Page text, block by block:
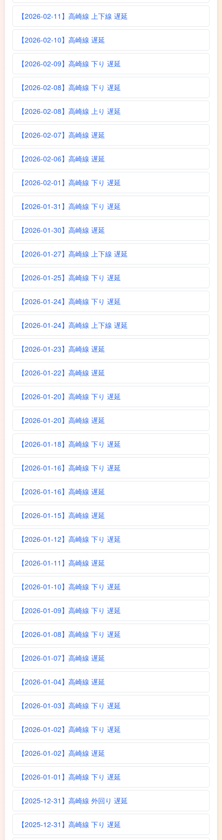
【2026-02-11】高崎線 上下線 遅延
【2026-02-10】高崎線 遅延
【2026-02-09】高崎線 下り 遅延
【2026-02-08】高崎線 下り 遅延
【2026-02-08】高崎線 上り 遅延
【2026-02-07】高崎線 遅延
【2026-02-06】高崎線 遅延
【2026-02-01】高崎線 下り 遅延
【2026-01-31】高崎線 下り 遅延
【2026-01-30】高崎線 遅延
【2026-01-27】高崎線 上下線 遅延
【2026-01-25】高崎線 下り 遅延
【2026-01-24】高崎線 下り 遅延
【2026-01-24】高崎線 上下線 遅延
【2026-01-23】高崎線 遅延
【2026-01-22】高崎線 遅延
【2026-01-20】高崎線 下り 遅延
【2026-01-20】高崎線 遅延
【2026-01-18】高崎線 下り 遅延
【2026-01-16】高崎線 下り 遅延
【2026-01-16】高崎線 遅延
【2026-01-15】高崎線 遅延
【2026-01-12】高崎線 下り 遅延
【2026-01-11】高崎線 遅延
【2026-01-10】高崎線 下り 遅延
【2026-01-09】高崎線 下り 遅延
【2026-01-08】高崎線 下り 遅延
【2026-01-07】高崎線 遅延
【2026-01-04】高崎線 遅延
【2026-01-03】高崎線 下り 遅延
【2026-01-02】高崎線 下り 遅延
【2026-01-02】高崎線 遅延
【2026-01-01】高崎線 下り 遅延
【2025-12-31】高崎線 外回り 遅延
【2025-12-31】高崎線 下り 遅延